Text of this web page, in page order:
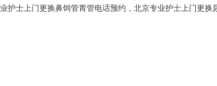
护士上门更换鼻饲管胃管电话预约，北京专业护士上门更换